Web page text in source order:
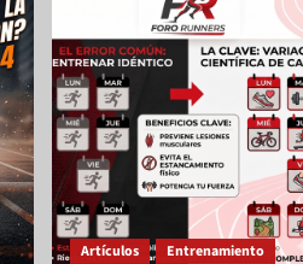
Artículos Entrenamiento